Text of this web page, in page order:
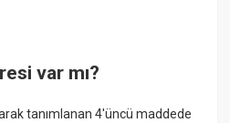
var mı?
tanımlanan 4'üncü maddede